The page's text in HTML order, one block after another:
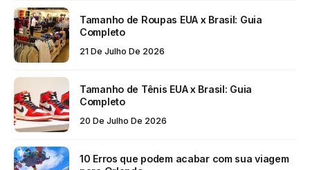
Tamanho de Roupas EUA x Brasil: Guia
Completo
21 De Julho De 2026
Tamanho de Tênis EUA x Brasil: Guia
Completo
20 De Julho De 2026
10 Erros que podem acabar com sua viagem